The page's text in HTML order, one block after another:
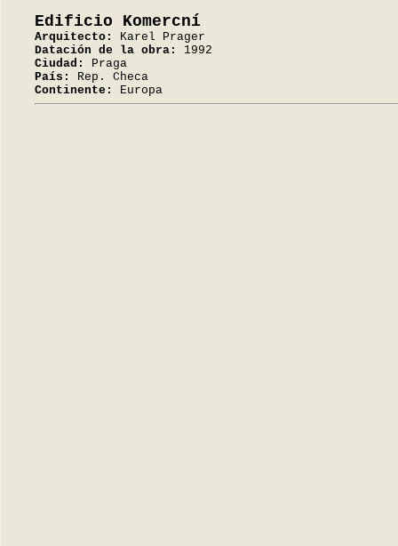
Edificio Komercní
Arquitecto:
Karel Prager
Datación de la obra:
1992
Ciudad:
Praga
País:
Rep. Checa
Continente:
Europa